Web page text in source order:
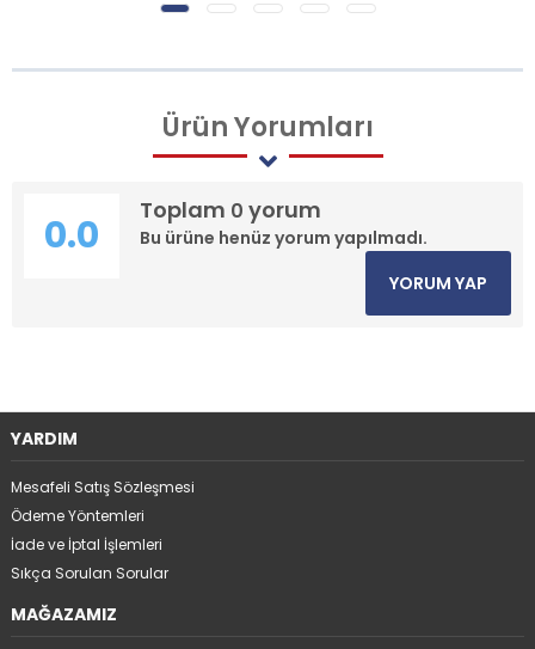
ÜrünYorumları
Toplam 0 yorum
Bu ürüne henüz yorum yapılmadı.
0.0
YORUM YAP
YARDIM
Mesafeli Satış Sözleşmesi
Ödeme Yöntemleri
İade ve İptal İşlemleri
Sıkça Sorulan Sorular
MAĞAZAMIZ